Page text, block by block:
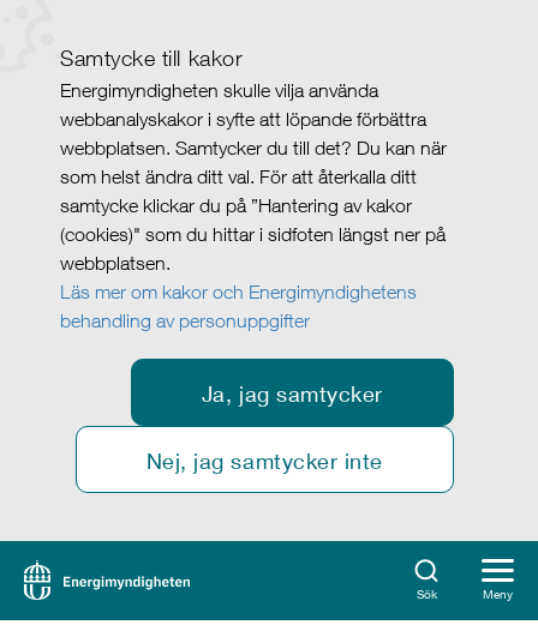
Samtycke till kakor
Energimyndigheten skulle vilja använda
webbanalyskakor i syfte att löpande förbättra
webbplatsen. Samtycker du till det? Du kan när
som helst ändra ditt val. För att återkalla ditt
samtycke klickar du på ”Hantering av kakor
(cookies)" som du hittar i sidfoten längst ner på
webbplatsen.
Läs mer om kakor och Energimyndighetens
behandling av personuppgifter
Ja, jag samtycker
Nej, jag samtycker inte
Sök Meny